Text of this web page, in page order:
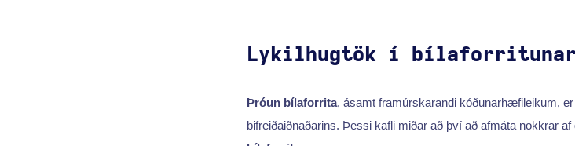
Lykilhugtök í
Þróun bílaforrita, ásamt framúrskarandi kóðunarhæfileikum,
bifreiðaiðnaðarins. Þessi kafli miðar að því að afmáta nokkrar